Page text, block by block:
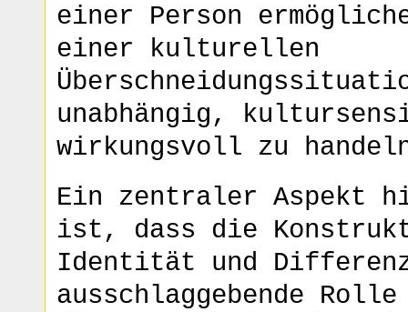
einer Person
einer kulturellen
unabhängig,
wirkungsvoll zu
Ein zentraler Aspekt
ist, dass die
Identität und
ausschlaggebende